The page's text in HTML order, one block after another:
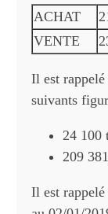
ACHAT
VENTE
Il est
suivants
24 100
209
Il est